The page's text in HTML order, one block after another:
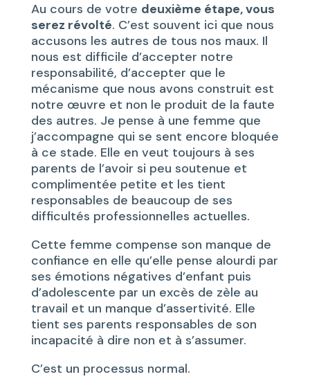
Au cours de votre deuxième étape, vous
serez révolté. C’est souvent ici que nous
accusons les autres de tous nos maux. Il
nous est difficile d’accepter notre
responsabilité, d’accepter que le
mécanisme que nous avons construit est
notre œuvre et non le produit de la faute
des autres. Je pense à une femme que
j’accompagne qui se sent encore bloquée
à ce stade. Elle en veut toujours à ses
parents de l’avoir si peu soutenue et
complimentée petite et les tient
responsables de beaucoup de ses
difficultés professionnelles actuelles.
Cette femme compense son manque de
confiance en elle qu’elle pense alourdi par
ses émotions négatives d’enfant puis
d’adolescente par un excès de zèle au
travail et un manque d’assertivité. Elle
tient ses parents responsables de son
incapacité à dire non et à s’assumer.
C’est un processus normal.